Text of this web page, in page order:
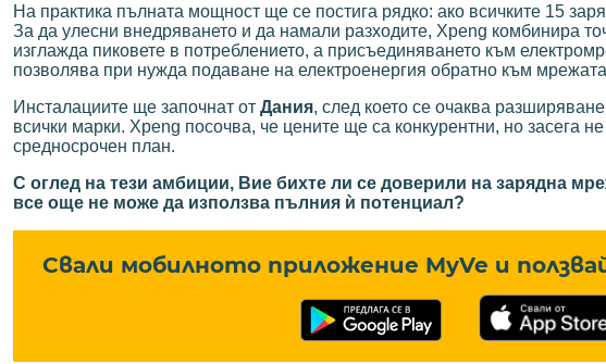
На практика пълната мощност ще се постига рядко: ако всичките 15
За да улесни внедряването и да намали разходите, Xpeng комбинира
изглажда пиковете в потреблението, а присъединяването към
позволява при нужда подаване на електроенергия обратно към
Инсталациите ще започнат от Дания, след което се очаква
всички марки. Xpeng посочва, че цените ще са конкурентни, но засега
средносрочен план.
С оглед на тези амбиции, Вие бихте ли се доверили на зарядна
все още не може да използва пълния ѝ потенциал?
Свали мобилното приложение MyVe и